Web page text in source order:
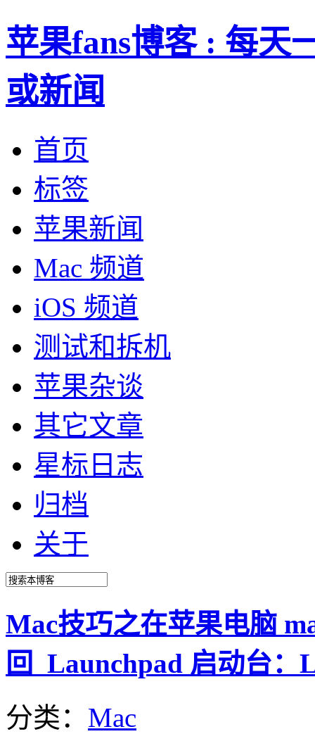
苹果fans博客 : 每天
或新闻
首页
标签
苹果新闻
Mac 频道
iOS 频道
测试和拆机
苹果杂谈
其它文章
星标日志
归档
关于
Mac技巧之在苹果电脑
回 Launchpad 启动台：
分类： Mac